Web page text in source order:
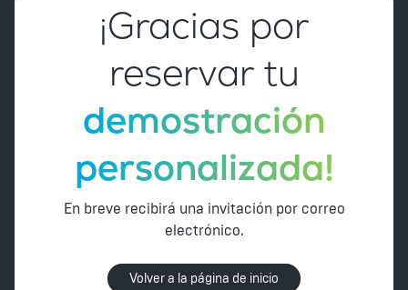
¡Gracias por
reservar tu
demostración
personalizada!
En breve recibirá una invitación por correo
electrónico.
Volver a la página de inicio